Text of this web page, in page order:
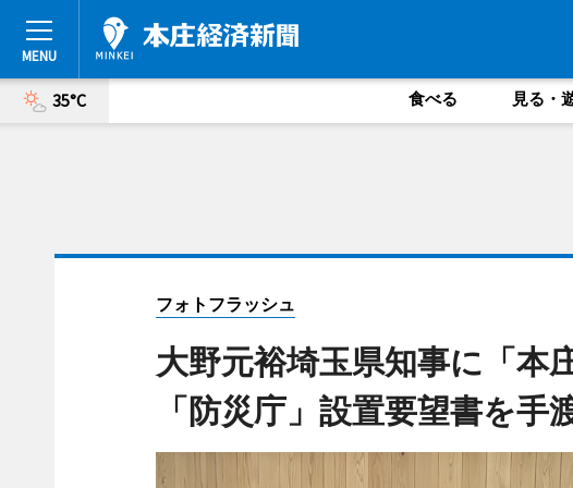
35°C 食べる 見る・
フォトフラッシュ
大野元裕埼玉県知事に「本
「防災庁」設置要望書を手